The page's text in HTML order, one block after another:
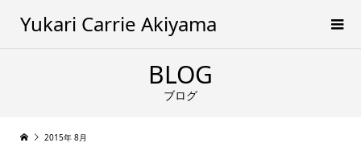
Yukari Carrie Akiyama
BLOG
ブログ
2015年 8月